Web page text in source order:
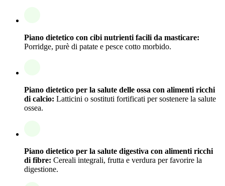
Piano dietetico con cibi nutrienti facili da masticare:
Porridge, purè di patate e pesce cotto morbido.
Piano dietetico per la salute delle ossa con alimenti ricchi
di calcio: Latticini o sostituti fortificati per sostenere la salute
ossea.
Piano dietetico per la salute digestiva con alimenti ricchi
di fibre: Cereali integrali, frutta e verdura per favorire la
digestione.